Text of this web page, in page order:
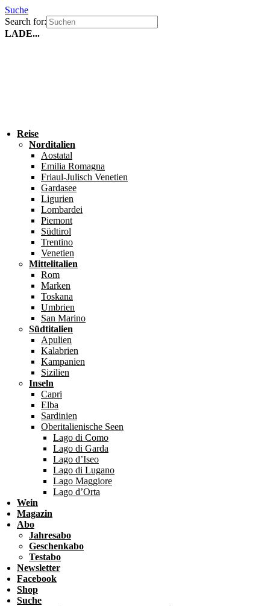
Suche
Search for:
LADE...
Reise
Norditalien
Aostatal
Emilia Romagna
Friaul-Julisch Venetien
Gardasee
Ligurien
Lombardei
Piemont
Südtirol
Trentino
Venetien
Mittelitalien
Rom
Marken
Toskana
Umbrien
San Marino
Südtitalien
Apulien
Kalabrien
Kampanien
Sizilien
Inseln
Capri
Elba
Sardinien
Oberitalienische Seen
Lago di Como
Lago di Garda
Lago d’Iseo
Lago di Lugano
Lago Maggiore
Lago d’Orta
Wein
Magazin
Abo
Jahresabo
Geschenkabo
Testabo
Newsletter
Facebook
Shop
Suche